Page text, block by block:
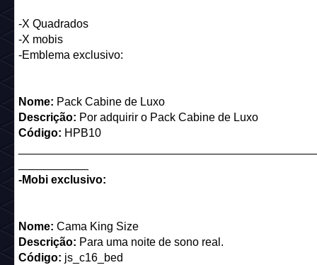
-X Quadrados
-X mobis
-Emblema exclusivo:
Nome: Pack Cabine de Luxo
Descrição: Por adquirir o Pack Cabine de Luxo
Código: HPB10
-Mobi exclusivo:
Nome: Cama King Size
Descrição: Para uma noite de sono real.
Código: js_c16_bed